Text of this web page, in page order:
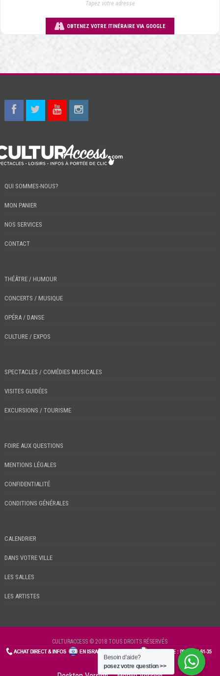
OBTENEZ VOTRE ITINÉRAIRE VIA GOOGLE
QUI SOMMES-NOUS?
MON PANIER
NOS SERVICES
CONTACT
THÉÂTRE / HUMOUR
CONCERTS / MUSIQUE
OPÉRA / DANSE
CULTURE / EXPOS
SPECTACLES / COMÉDIES MUSICALES
VISITES GUIDÉES
EXCURSIONS / TOURISME
FOIRE AUX QUESTIONS
MENTIONS LÉGALES
CONFIDENTIALITÉ
CONDITIONS GÉNÉRALES
CALENDRIER
DANS VOTRE VILLE
LES SALLES
LES ARTISTES
CULTURACCESS © 2018 TOUS DROITS RÉSERVÉS
CHECKIN
Besoin d'aide?
posez votre question >>